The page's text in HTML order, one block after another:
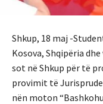
Shkup, 18 maj -
Kosova, Shqipëria
sot në Shkup për të
provimit të
nën moton